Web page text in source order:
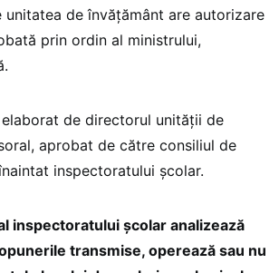
de învățământ are autorizare
prin ordin al ministrului,
de directorul unității de
aprobat de către consiliul de
inspectoratului școlar.
inspectoratului școlar analizează
transmise, operează sau nu